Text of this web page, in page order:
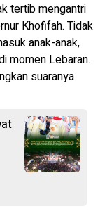
tertib mengantri
Khofifah. Tidak
anak-anak,
momen Lebaran.
suaranya